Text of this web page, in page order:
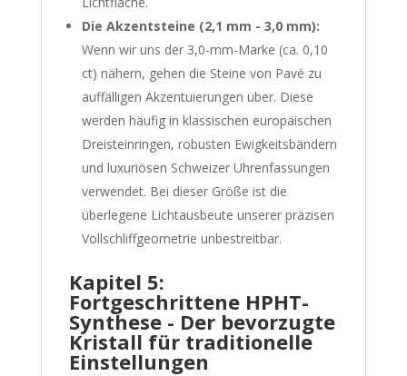
Die Akzentsteine (2,1 mm - 3,0 mm):
Wenn wir uns der 3,0-mm-Marke (ca. 0,10
ct) nähern, gehen die Steine von Pavé zu
auffälligen Akzentuierungen über. Diese
werden häufig in klassischen europäischen
Dreisteinringen, robusten Ewigkeitsbändern
und luxuriösen Schweizer Uhrenfassungen
verwendet. Bei dieser Größe ist die
überlegene Lichtausbeute unserer präzisen
Vollschliffgeometrie unbestreitbar.
Kapitel 5:
Fortgeschrittene HPHT-
Synthese - Der bevorzugte
Kristall für traditionelle
Einstellungen